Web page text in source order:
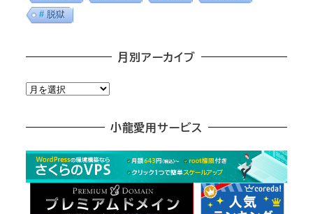
脱獄
月別アーカイブ
月
カ
小龍愛用サービス